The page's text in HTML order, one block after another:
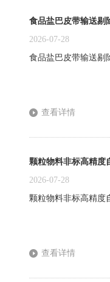
食品盐巴皮带输送剔
2026-07-28
食品盐巴皮带输送剔
查看详情
颗粒物料非标高精度
2026-07-28
颗粒物料非标高精度
查看详情